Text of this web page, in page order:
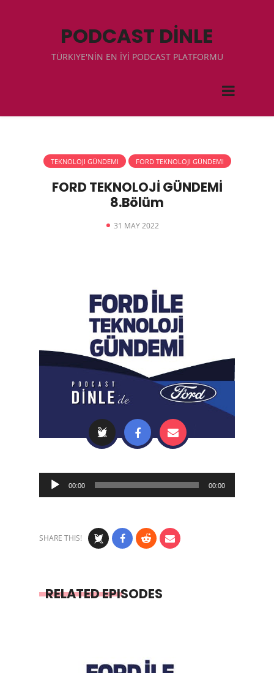
PODCAST DİNLE
TÜRKIYE'NİN EN İYİ PODCAST PLATFORMU
TEKNOLOJI GÜNDEMI FORD TEKNOLOJI GÜNDEMI
FORD TEKNOLOJİ GÜNDEMİ
8.Bölüm
31 MAY 2022
Audio
Player
00:00 00:00
SHARE THIS!
RELATED EPISODES